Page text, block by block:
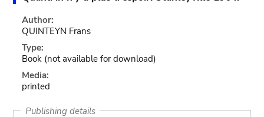
Author:
QUINTEYN Frans
Type:
Book (not available for download)
Media:
printed
Publishing details